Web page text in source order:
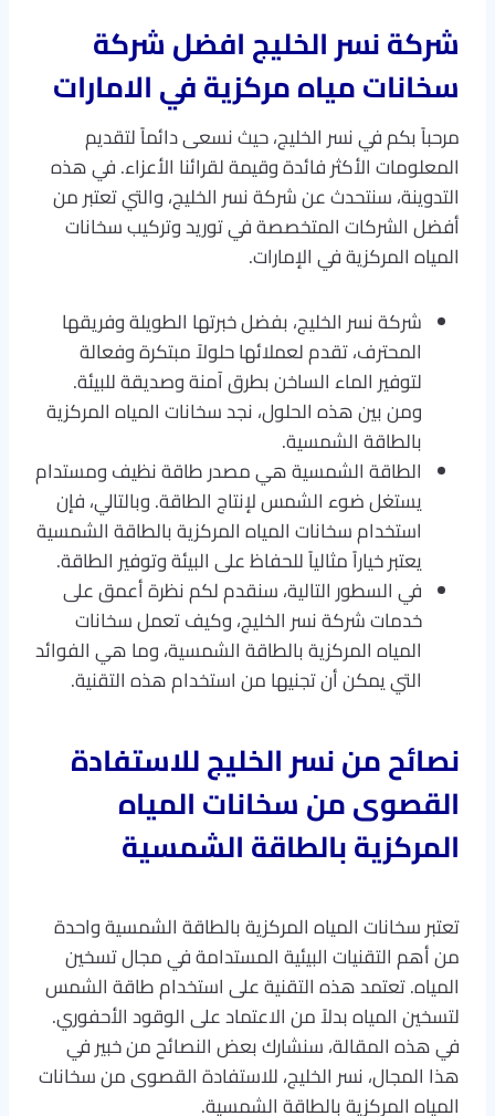
شركة نسر الخليج افضل شركة
سخانات مياه مركزية في الامارات
مرحباً بكم في نسر الخليج، حيث نسعى دائماً لتقديم
المعلومات الأكثر فائدة وقيمة لقرائنا الأعزاء. في هذه
التدوينة، سنتحدث عن شركة نسر الخليج، والتي تعتبر من
أفضل الشركات المتخصصة في توريد وتركيب سخانات
المياه المركزية في الإمارات.
شركة نسر الخليج، بفضل خبرتها الطويلة وفريقها
المحترف، تقدم لعملائها حلولاً مبتكرة وفعالة
لتوفير الماء الساخن بطرق آمنة وصديقة للبيئة.
ومن بين هذه الحلول، نجد سخانات المياه المركزية
بالطاقة الشمسية.
الطاقة الشمسية هي مصدر طاقة نظيف ومستدام
يستغل ضوء الشمس لإنتاج الطاقة. وبالتالي، فإن
استخدام سخانات المياه المركزية بالطاقة الشمسية
يعتبر خياراً مثالياً للحفاظ على البيئة وتوفير الطاقة.
في السطور التالية، سنقدم لكم نظرة أعمق على
خدمات شركة نسر الخليج، وكيف تعمل سخانات
المياه المركزية بالطاقة الشمسية، وما هي الفوائد
التي يمكن أن تجنيها من استخدام هذه التقنية.
نصائح من نسر الخليج للاستفادة
القصوى من سخانات المياه
المركزية بالطاقة الشمسية
تعتبر سخانات المياه المركزية بالطاقة الشمسية واحدة
من أهم التقنيات البيئية المستدامة في مجال تسخين
المياه. تعتمد هذه التقنية على استخدام طاقة الشمس
لتسخين المياه بدلاً من الاعتماد على الوقود الأحفوري.
في هذه المقالة، سنشارك بعض النصائح من خبير في
هذا المجال، نسر الخليج، للاستفادة القصوى من سخانات
المياه المركزية بالطاقة الشمسية.